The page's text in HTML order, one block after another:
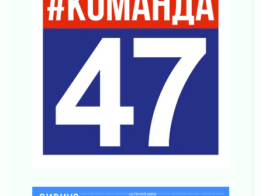
Все силы в кулак
01 августа 2026
Один в поле — не воин
01 августа 2026
Пик топливного кризиса в регионе прошёл
31 июля 2026
О мужестве, долге и стойкости
Ленинградцы — бойцам «Барс-Ленинградец»
31 июля 2026